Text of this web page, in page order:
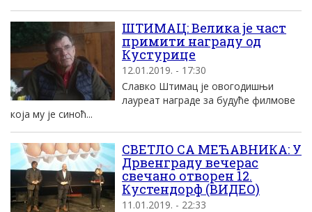
ШТИМАЦ: Велика је част
примити награду од
Кустурице
12.01.2019. - 17:30
Славко Штимац је овогодишњи
лауреат награде за будуће филмове
која му је синоћ...
СВЕТЛО СА МЕЋАВНИКА: У
Дрвенграду вечерас
свечано отворен 12.
Кустендорф (ВИДЕО)
11.01.2019. - 22:33